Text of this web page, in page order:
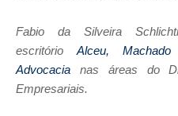
Fabio da Silveira
escritório
Alceu,
Advocacia nas áreas do
Empresariais.